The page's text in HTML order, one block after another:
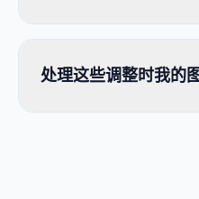
处理这些调整时我的